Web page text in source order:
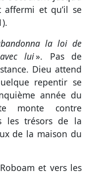
et qu’il se
).
la loi de
lui». Pas de
Dieu attend
repentir se
année du
monte contre
les trésors de la
de la maison du
et vers les